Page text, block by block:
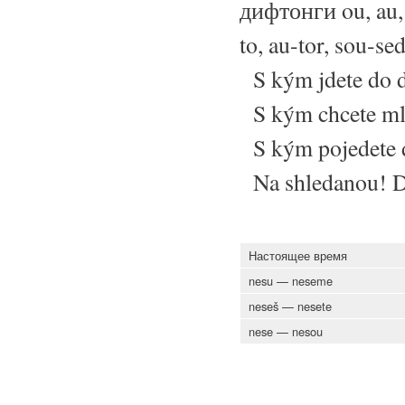
дифтонги ou,
to, au-tor, sou-
S kým jdete do
S kým chcete
S kým
Na shledanou!
Настоящее время
nesu — neseme
neseš — nesete
nese — nesou